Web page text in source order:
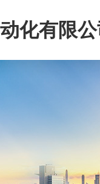
化有限